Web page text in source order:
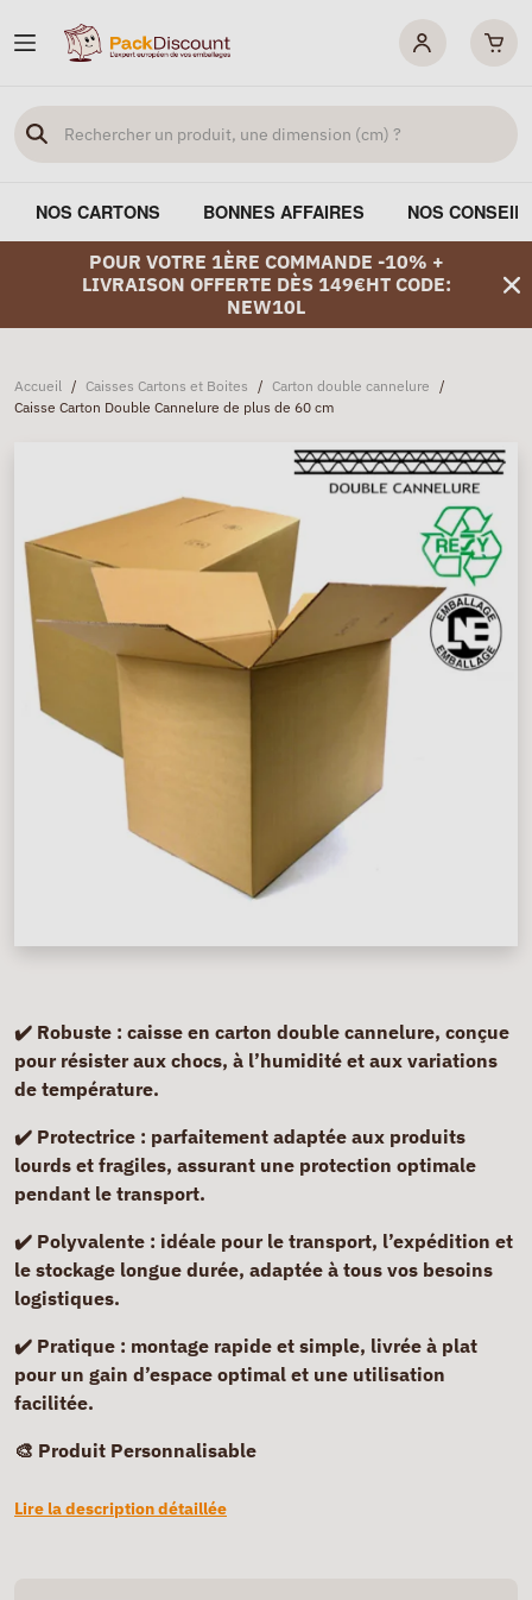
NOS CARTONS BONNES AFFAIRES NOS
POUR VOTRE 1ÈRE COMMANDE -10% +
LIVRAISON OFFERTE DÈS 149€HT CODE:
NEW10L
Accueil / Caisses Cartons et Boites / Carton double cannelure /
Caisse Carton Double Cannelure de plus de 60 cm
✔️ Robuste : caisse en carton double cannelure, conçue
pour résister aux chocs, à l’humidité et aux variations
de température.
✔️ Protectrice : parfaitement adaptée aux produits
lourds et fragiles, assurant une protection optimale
pendant le transport.
✔️ Polyvalente : idéale pour le transport, l’expédition et
le stockage longue durée, adaptée à tous vos besoins
logistiques.
✔️ Pratique : montage rapide et simple, livrée à plat
pour un gain d’espace optimal et une utilisation
facilitée.
🎨 Produit Personnalisable
Lire la description détaillée